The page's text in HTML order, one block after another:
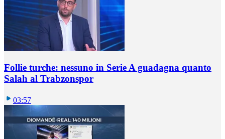
Follie turche: nessuno in Serie A guadagna quanto
Salah al Trabzonspor
03:57